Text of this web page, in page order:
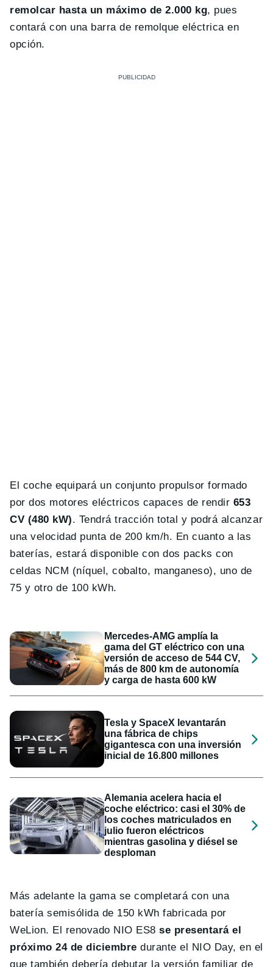
remolcar hasta un máximo de 2.000 kg, pues
contará con una barra de remolque eléctrica en
opción.
El coche equipará un conjunto propulsor formado
por dos motores eléctricos capaces de rendir 653
CV (480 kW). Tendrá tracción total y podrá alcanzar
una velocidad punta de 200 km/h. En cuanto a las
baterías, estará disponible con dos packs con
celdas NCM (níquel, cobalto, manganeso), uno de
75 y otro de 100 kWh.
Mercedes-AMG amplía la
gama del GT eléctrico con una
versión de acceso de 544 CV,
más de 800 km de autonomía
y carga de hasta 600 kW
Tesla y SpaceX levantarán
una fábrica de chips
gigantesca con una inversión
inicial de 16.800 millones
Alemania acelera hacia el
coche eléctrico: casi el 30% de
los coches matriculados en
julio fueron eléctricos
mientras gasolina y diésel se
desploman
Más adelante la gama se completará con una
batería semisólida de 150 kWh fabricada por
WeLion. El renovado NIO ES8se presentará el
próximo 24 de diciembre durante el NIO Day, en el
que también debería debutar la versión familiar de